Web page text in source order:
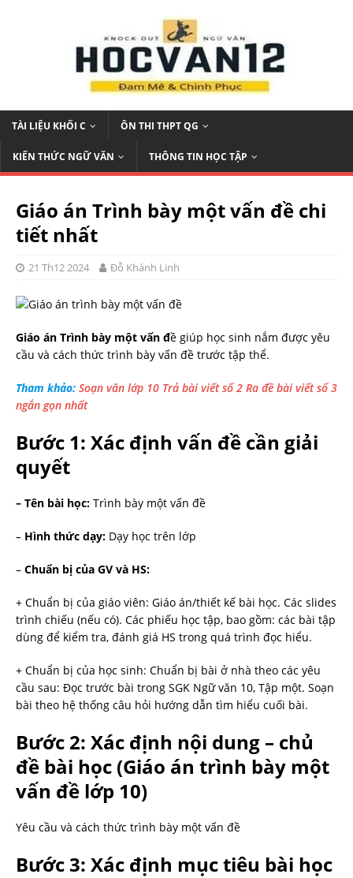
TÀI LIỆU KHỐI C ÔN THI THPT QG
KIẾN THỨC NGỮ VĂN THÔNG TIN HỌC TẬP
Giáo án Trình bày một vấn đề chi
tiết nhất
21 Th12 2024 Đỗ Khánh Linh
Giáo án Trình bày một vấn đề giúp học sinh nắm được yêu
cầu và cách thức trình bày vấn đề trước tập thể.
Tham khảo: Soạn văn lớp 10 Trả bài viết số 2 Ra đề bài viết số 3
ngắn gọn nhất
Bước 1: Xác định vấn đề cần giải
quyết
– Tên bài học: Trình bày một vấn đề
– Hình thức dạy: Dạy học trên lớp
– Chuẩn bị của GV và HS:
+ Chuẩn bị của giáo viên: Giáo án/thiết kế bài học. Các slides
trình chiếu (nếu có). Các phiếu học tập, bao gồm: các bài tập
dùng để kiểm tra, đánh giá HS trong quá trình đọc hiểu.
+ Chuẩn bị của học sinh: Chuẩn bị bài ở nhà theo các yêu
cầu sau: Đọc trước bài trong SGK Ngữ văn 10, Tập một. Soạn
bài theo hệ thống câu hỏi hướng dẫn tìm hiểu cuối bài.
Bước 2: Xác định nội dung – chủ
đề bài học (Giáo án trình bày một
vấn đề lớp 10)
Yêu cầu và cách thức trình bày một vấn đề
Bước 3: Xác định mục tiêu bài học